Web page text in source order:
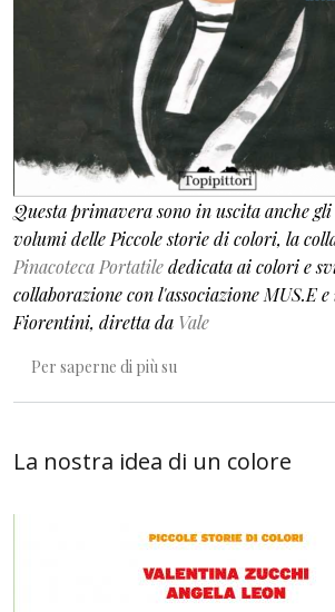
Questa primavera sono in uscita anche
volumi delle Piccole storie di colori, la
Pinacoteca Portatilededicata ai colori e
collaborazione con l'associazione MUS.E
Fiorentini, diretta da Vale
Per saperne di più su
La nostra idea di un colore